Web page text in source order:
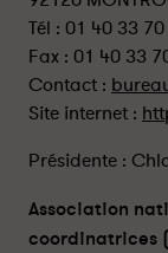
Tél : 01 40 33
Fax : 01 40 33
Contact :
Site internet :
Présidente :
Association
coordinatrices